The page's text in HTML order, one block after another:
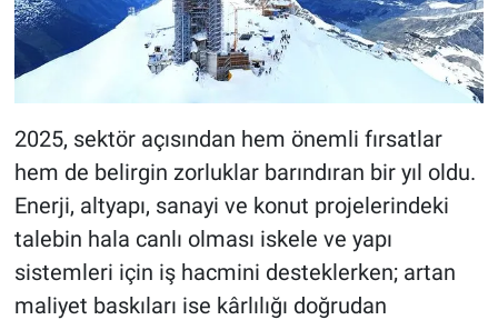
2025, sektör açısından hem önemli fırsatlar
hem de belirgin zorluklar barındıran bir yıl oldu.
Enerji, altyapı, sanayi ve konut projelerindeki
talebin hala canlı olması iskele ve yapı
sistemleri için iş hacmini desteklerken; artan
maliyet baskıları ise kârlılığı doğrudan